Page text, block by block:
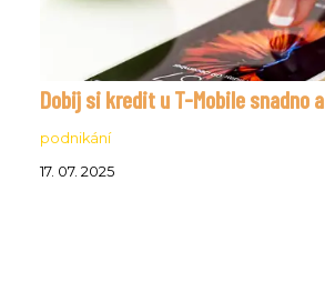
Dobij si kredit u T-Mobile snadno
podnikání
17. 07. 2025